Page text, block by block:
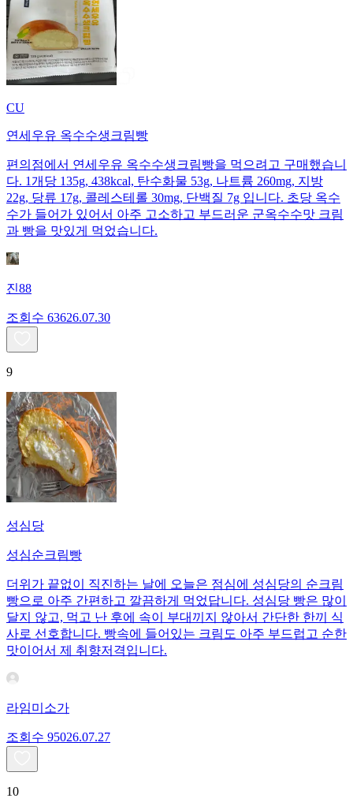
CU
연세우유 옥수수생크림빵
편의점에서 연세우유 옥수수생크림빵을 먹으려고 구매했습니
다. 1개당 135g, 438kcal, 탄수화물 53g, 나트륨 260mg, 지방
22g, 당류 17g, 콜레스테롤 30mg, 단백질 7g 입니다. 초당 옥수
수가 들어가 있어서 아주 고소하고 부드러운 군옥수수맛 크림
과 빵을 맛있게 먹었습니다.
진88
조회수 63626.07.30
9
성심당
성심순크림빵
더위가 끝없이 직진하는 날에 오늘은 점심에 성심당의 순크림
빵으로 아주 간편하고 깔끔하게 먹었답니다. 성심당 빵은 많이
달지 않고, 먹고 난 후에 속이 부대끼지 않아서 간단한 한끼 식
사로 선호합니다. 빵속에 들어있는 크림도 아주 부드럽고 순한
맛이어서 제 취향저격입니다.
라임미소가
조회수 95026.07.27
10